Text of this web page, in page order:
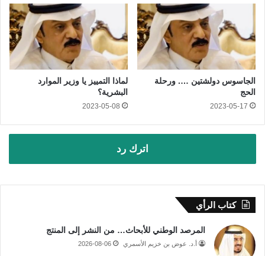
الجاسوس دولشتين …. ورحلة
الحج
2023-05-17
لماذا التمييز يا وزير الموارد
البشرية؟
2023-05-08
اترك رد
كتاب الرأي
المرصد الوطني للأبحاث… من النشر إلى المنتج
أ.د. عوض بن خزيم الأسمري 2026-08-06